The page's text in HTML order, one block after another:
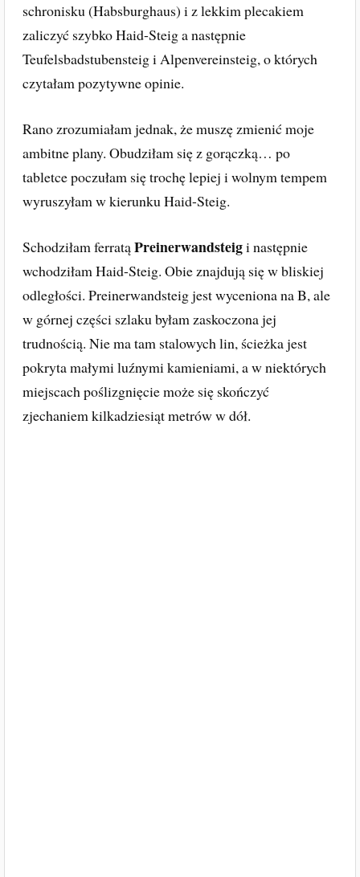
schronisku (Habsburghaus) i z lekkim plecakiem
zaliczyć szybko Haid-Steig a następnie
Teufelsbadstubensteig i Alpenvereinsteig, o których
czytałam pozytywne opinie.
Rano zrozumiałam jednak, że muszę zmienić moje
ambitne plany. Obudziłam się z gorączką… po
tabletce poczułam się trochę lepiej i wolnym tempem
wyruszyłam w kierunku Haid-Steig.
Schodziłam ferratąPreinerwandsteigi następnie
wchodziłam Haid-Steig. Obie znajdują się w bliskiej
odległości. Preinerwandsteig jest wyceniona na B, ale
w górnej części szlaku byłam zaskoczona jej
trudnością. Nie ma tam stalowych lin, ścieżka jest
pokryta małymi luźnymi kamieniami, a w niektórych
miejscach poślizgnięcie może się skończyć
zjechaniem kilkadziesiąt metrów w dół.